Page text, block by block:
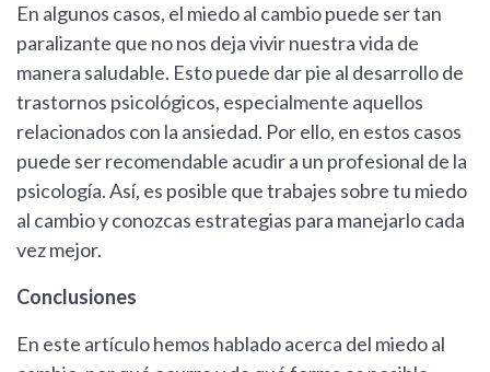
En algunos casos, el miedo al cambio puede ser tan
paralizante que no nos deja vivir nuestra vida de
manera saludable. Esto puede dar pie al desarrollo de
trastornos psicológicos, especialmente aquellos
relacionados con la ansiedad. Por ello, en estos casos
puede ser recomendable acudir a un profesional de la
psicología. Así, es posible que trabajes sobre tu miedo
al cambio y conozcas estrategias para manejarlo cada
vez mejor.
Conclusiones
En este artículo hemos hablado acerca del miedo al